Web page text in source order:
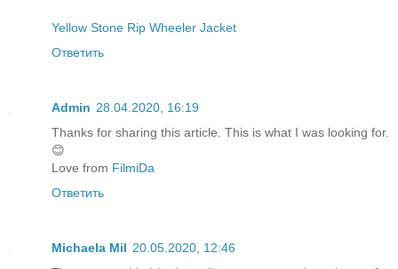
Yellow Stone Rip Wheeler Jacket
Ответить
Admin 28.04.2020, 16:19
Thanks for sharing this article. This is what I was looking for.
😊
Love from FilmiDa
Ответить
Michaela Mil 20.05.2020, 12:46